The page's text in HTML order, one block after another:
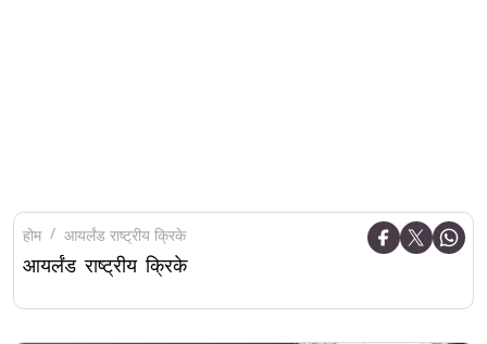
होम आयर्लंड राष्ट्रीय क्रिके
आयर्लंड राष्ट्रीय क्रिके